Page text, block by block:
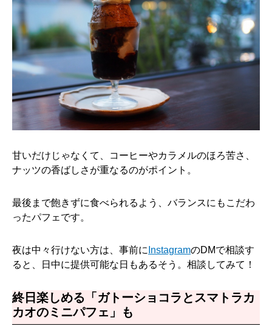
甘いだけじゃなくて、コーヒーやカラメルのほろ苦さ、
ナッツの香ばしさが重なるのがポイント。
最後まで飽きずに食べられるよう、バランスにもこだわ
ったパフェです。
夜は中々行けない方は、事前に InstagramのDMで相談す
ると、日中に提供可能な日もあるそう。相談してみて！
終日楽しめる「ガトーショコラとスマトラカ
カオのミニパフェ」も